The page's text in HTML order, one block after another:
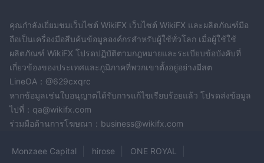
คุณกำลังเยี่ยมชมเว็บไซต์ WikiFX เว็บไซต์ WikiFX และผลิตภัณฑ์มือ
ถือเป็นเครื่องมือสืบค้นข้อมูลองค์กรสำหรับผู้ใช้ทั่วโลก เมื่อผู้ใช้ใช้
ผลิตภัณฑ์ WikiFX โปรดปฏิบัติตามกฎหมายและระเบียบข้อบังคับที่
เกี่ยวข้องของประเทศและภูมิภาคที่พวกเขาตั้งอยู่อย่างมีสต
LineOA：@629cxqrc
หากข้อมูลเช่นใบอนุญาตได้รับการแก้ไขเรียบร้อยแล้ว โปรดส่งข้อมูล
ไปที่：qa@wikifx.com
ร่วมมือด้านการโฆษณา：business@wikifx.com
Monzaee Capital hirose ONE ROYAL